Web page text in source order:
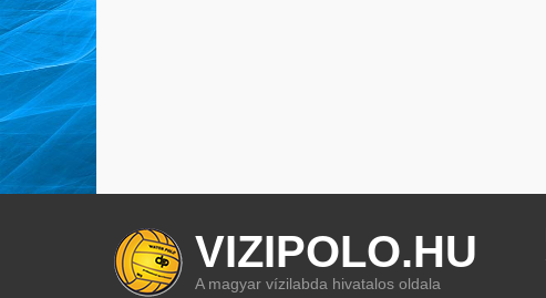
VIZIPOLO.HU
A magyar vízilabda hivatalos oldala